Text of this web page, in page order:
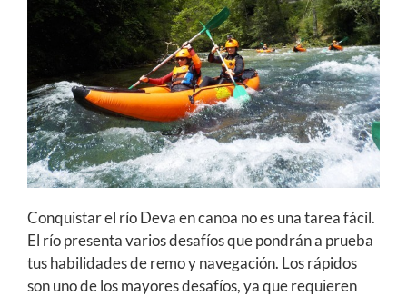
Conquistar el río Deva en canoa no es una tarea fácil.
El río presenta varios desafíos que pondrán a prueba
tus habilidades de remo y navegación. Los rápidos
son uno de los mayores desafíos, ya que requieren